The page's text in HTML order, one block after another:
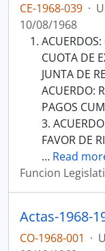
CE-1968-039 ·
10/08/1968
CUOTA DE
JUNTA DE
ACUERDO:
PAGOS
3.
FAVOR DE
… Read
Funcion
Actas-1968-
CO-1968-001 ·